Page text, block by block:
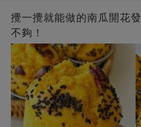
攪一攪就能做的南瓜開花
不夠！